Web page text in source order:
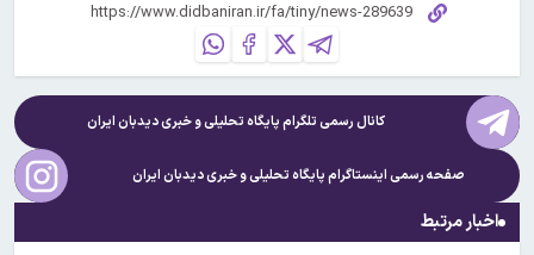
کانال رسمی تلگرام پایگاه تحلیلی و خبریدیدبان ایران
صفحه رسمی اینستاگرام پایگاه تحلیلی و خبریدیدبان ایران
اخبار مرتبط